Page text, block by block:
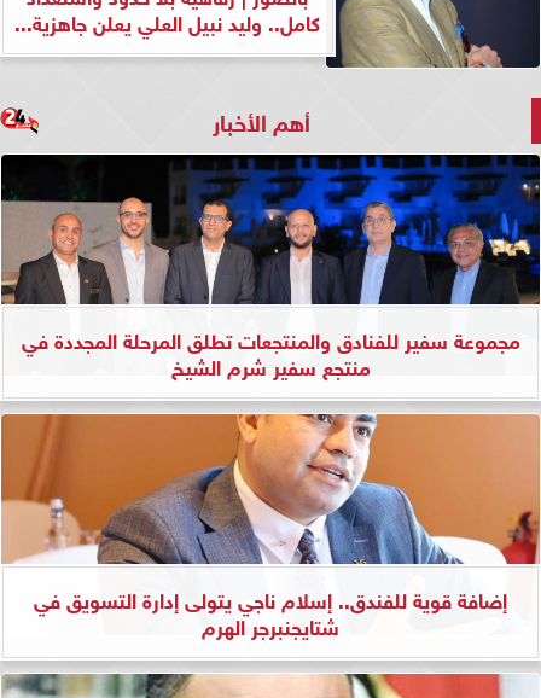
كامل.. وليد نبيل العلي يعلن جاهزية...
أهم الأخبار
مجموعة سفير للفنادق والمنتجعات تطلق المرحلة المجددة في
منتجع سفير شرم الشيخ
إضافة قوية للفندق.. إسلام ناجي يتولى إدارة التسويق في
شتايجنبرجر الهرم